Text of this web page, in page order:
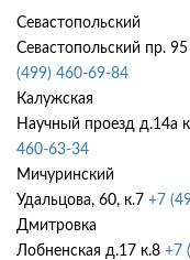
Севастопольский
Севастопольский пр. 95
(499) 460-69-84
Калужская
Научный проезд д.14а
460-63-34
Мичуринский
Удальцова, 60, к.7 +7
Дмитровка
Лобненская д.17 к.8 +7